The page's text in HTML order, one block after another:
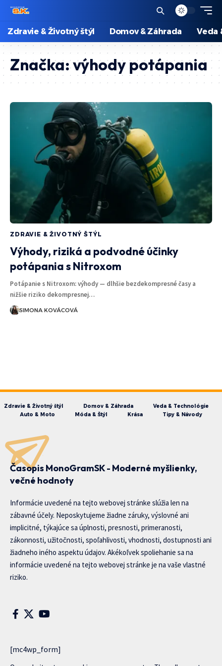
Zdravie & Životný štýl Domov & Záhrada Veda
Značka:výhody potápania
ZDRAVIE & ŽIVOTNÝ ŠTÝL
Výhody, riziká a podvodné účinky
potápania s Nitroxom
Potápanie s Nitroxom: výhody — dlhšie bezdekompresné časy a
nižšie riziko dekompresnej…
SIMONA KOVÁCOVÁ
Zdravie & Životný štýl Domov & Záhrada
Veda & Technológie
Auto & Moto
Móda & Štýl Krása Tipy & Návody
Časopis MonoGramSK - Moderné myšlienky,
večné hodnoty
Informácie uvedené na tejto webovej stránke slúžia len na
zábavné účely. Neposkytujeme žiadne záruky, výslovné ani
implicitné, týkajúce sa úplnosti, presnosti, primeranosti,
zákonnosti, užitočnosti, spoľahlivosti, vhodnosti, dostupnosti ani
žiadneho iného aspektu údajov. Akékoľvek spoliehanie sa na
informácie uvedené na tejto webovej stránke je na vaše vlastné
riziko.
[mc4wp_form]